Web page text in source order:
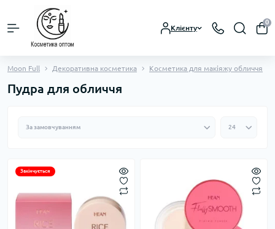
Клієнту
0
Moon Full Декоративна косметика Косметика для макіяжу обличчя
Пудра для обличчя
Закінчується